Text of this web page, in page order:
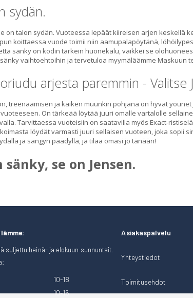
sydän.
on talon sydän. Vuoteessa lepäät kiireisen arjen keskellä
koittaessa vuode toimii niin aamupalapöytänä,
sänky on kodin tärkein huonekalu, vaikkei se
vaihtoehtoihin ja tervetuloa myymäläämme Maskuun
arjesta paremmin - Valitse
treenaamisen ja kaiken muunkin pohjana on hyvät
On tärkeää löytää juuri omalle vartalolle
Tarvittaessa vuoteisiin on saatavilla myös Exact-
löydät varmasti juuri sellaisen vuoteen, joka sopii
ja sängyn päädyllä, ja tilaa omasi jo tänään!
sänky, se on Jensen.
suljettu heinä- ja elokuun sunnuntait.
10-18
10-16
Asiakaspalvelu
Yhteystiedot
Toimitusehdot